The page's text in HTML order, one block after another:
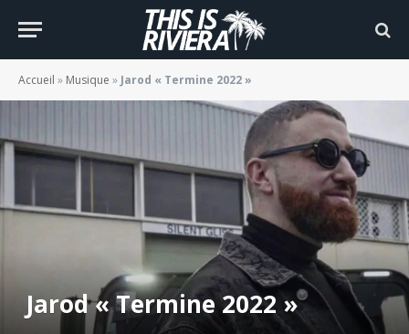
Accueil » Musique » Jarod « Termine 2022 »
Jarod « Termine 2022 »